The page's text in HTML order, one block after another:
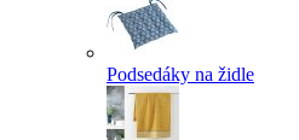
Podsedáky na židle